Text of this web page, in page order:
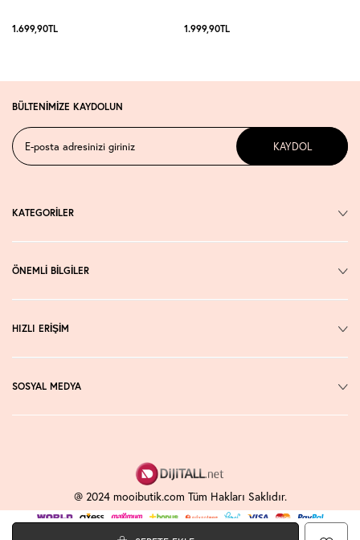
1.699,90TL 1.999,90TL
BÜLTENİMİZE KAYDOLUN
KAYDOL
KATEGORİLER
ÖNEMLİ BİLGİLER
HIZLI ERİŞİM
SOSYAL MEDYA
@ 2024 mooibutik.com Tüm Hakları Saklıdır.